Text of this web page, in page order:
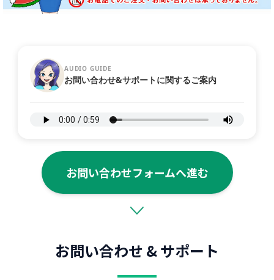
AUDIO GUIDE
お問い合わせ&サポートに関するご案内
お問い合わせフォームへ進む
お問い合わせ & サポート